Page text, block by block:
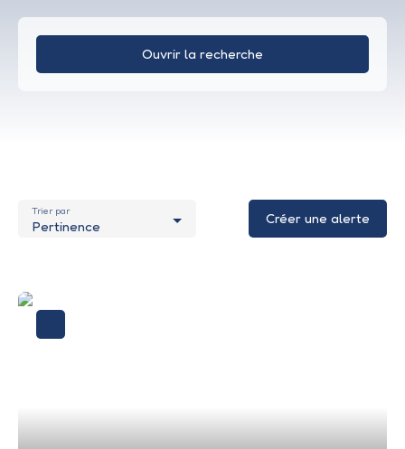
Ouvrir la recherche
Marseillan (34340)
Localisation
Surface min (m²)
Pertinence
Trier par Créer une alerte